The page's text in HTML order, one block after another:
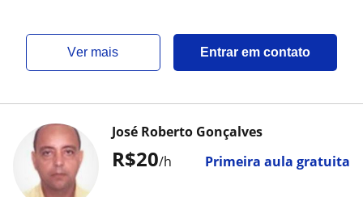
ver mais Entrar em contato
R$20/h Primeira aula gratuita
José Roberto Gonçalves